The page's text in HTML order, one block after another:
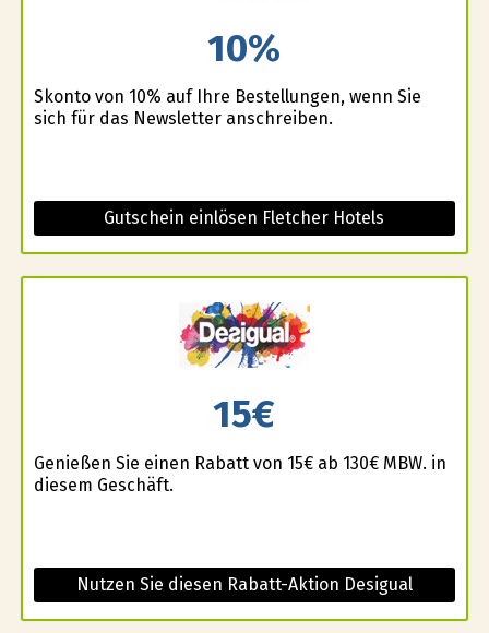
10%
Skonto von 10% auf Ihre Bestellungen, wenn Sie
sich für das Newsletter anschreiben.
Gutschein einlösen Fletcher Hotels
15€
Genießen Sie einen Rabatt von 15€ ab 130€ MBW. in
diesem Geschäft.
Nutzen Sie diesen Rabatt-Aktion Desigual